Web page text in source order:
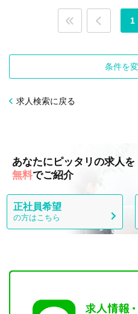
1
条件を
求人検索に戻る
あなたにピッタリの求人を
無料でご紹介
正社員希望
の方はこちら